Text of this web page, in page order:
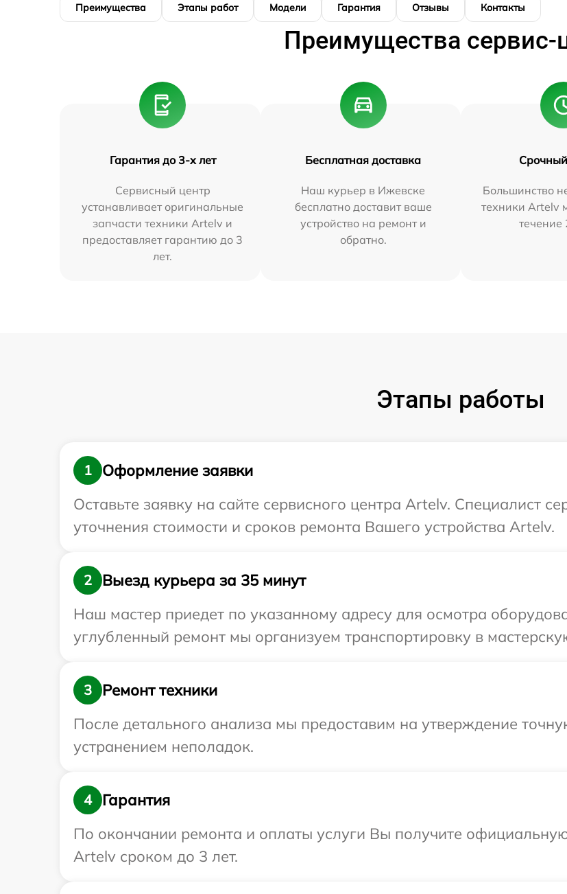
Преимущества Этапы работ Модели Гарантия Отзывы Контакты
Преимущества сервис-
Гарантия до 3-х лет
Сервисный центр
устанавливает оригинальные
запчасти техники Artelv и
предоставляет гарантию до 3
лет.
Бесплатная доставка
Наш курьер в Ижевске
бесплатно доставит ваше
устройство на ремонт и
обратно.
Большинство
техники Artelv
течение
Этапы работы
1
Оформление заявки
Оставьте заявку на сайте сервисного центра Artelv. Специалист
уточнения стоимости и сроков ремонта Вашего устройства Artelv.
2
Выезд курьера за 35 минут
Наш мастер приедет по указанному адресу для осмотра
углубленный ремонт мы организуем транспортировку в
3
Ремонт техники
После детального анализа мы предоставим на утверждение
устранением неполадок.
4
Гарантия
По окончании ремонта и оплаты услуги Вы получите
Artelv сроком до 3 лет.